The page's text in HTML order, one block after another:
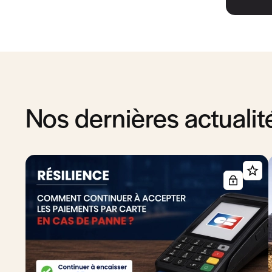
Nos dernières